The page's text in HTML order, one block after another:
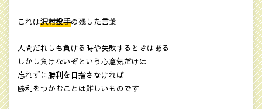
これは沢村投手の残した言葉
人間だれしも負ける時や失敗するときはある
しかし負けないぞという心意気だけは
忘れずに勝利を目指さなければ
勝利をつかむことは難しいものです